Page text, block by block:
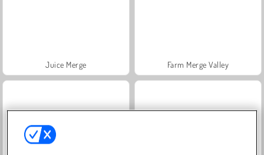
Juice Merge Farm Merge Valley